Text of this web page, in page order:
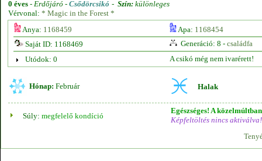
0 éves - Erdőjáró - Csődörcsikó - Szín: különleges
Vérvonal: * Magic in the Forest *
Anya: 1168459 Apa: 1168454
Saját ID: 1168469
Generáció: 8 - családfa
Utódok: 0
A csikó még nem ivarérett!
Hónap: Február Halak
Súly: megfelelő kondíció
Egészséges! A
Képfeltöltés nincs aktiválva!